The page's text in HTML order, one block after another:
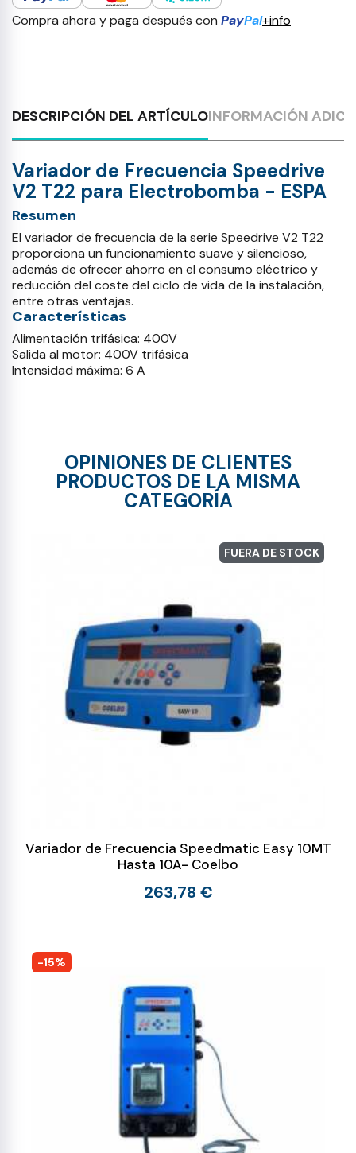
Compra ahora y paga después con PayPal+info
DESCRIPCIÓN DEL ARTÍCULOINFORMACIÓN
Variador de Frecuencia Speedrive
V2 T22 para Electrobomba - ESPA
Resumen
El variador de frecuencia de la serie Speedrive V2 T22
proporciona un funcionamiento suave y silencioso,
además de ofrecer ahorro en el consumo eléctrico y
reducción del coste del ciclo de vida de la instalación,
entre otras ventajas.
Características
Alimentación trifásica: 400V
Salida al motor: 400V trifásica
Intensidad máxima: 6 A
OPINIONES DE CLIENTES
PRODUCTOS DE LA MISMA
CATEGORÍA
FUERA DE STOCK
Variador de Frecuencia Speedmatic Easy 10MT
Hasta 10A- Coelbo
263,78 €
-15%